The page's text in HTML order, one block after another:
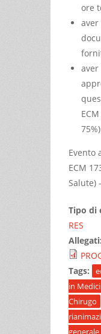
ore
aver
75%)
Evento
ECM
Salute)
Tipo di
RES
Allegati:
Tags:
in
Chirugo
generale